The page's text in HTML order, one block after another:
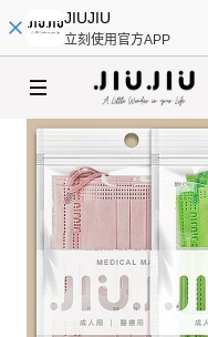
JIUJIU
立刻使用官方APP